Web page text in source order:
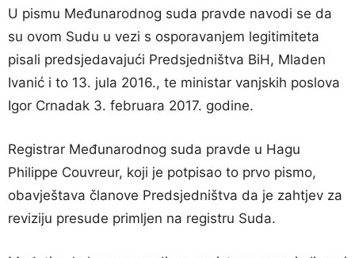
U pismu Međunarodnog suda pravde navodi se da
su ovom Sudu u vezi s osporavanjem legitimiteta
pisali predsjedavajući Predsjedništva BiH, Mladen
Ivanić i to 13. jula 2016., te ministar vanjskih poslova
Igor Crnadak 3. februara 2017. godine.
Registrar Međunarodnog suda pravde u Hagu
Philippe Couvreur, koji je potpisao to prvo pismo,
obavještava članove Predsjedništva da je zahtjev za
reviziju presude primljen na registru Suda.